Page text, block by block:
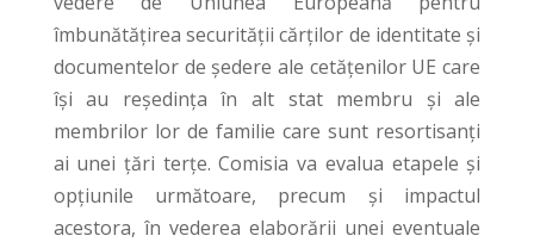
îmbunătățirea securității cărților de identitate și
documentelor de ședere ale cetățenilor UE care
își au reședința în alt stat membru și ale
membrilor lor de familie care sunt resortisanți
ai unei țări terțe. Comisia va evalua etapele și
opțiunile următoare, precum și impactul
acestora, în vederea elaborării unei eventuale